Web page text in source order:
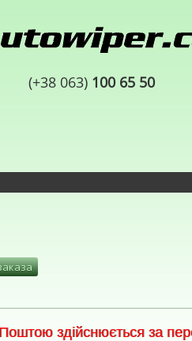
(+38 063) 100 65 50
здійснюється за